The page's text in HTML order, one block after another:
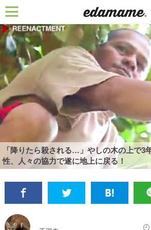
「降りたら殺される…」やしの木の上で3
性、人々の協力で遂に地上に戻る！